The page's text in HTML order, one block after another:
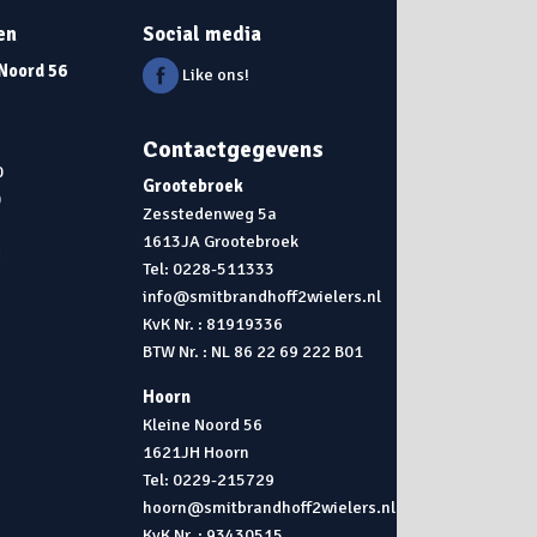
56
Social media
Like ons!
Contactgegevens
Grootebroek
Zesstedenweg 5a
1613JA Grootebroek
Tel: 0228-511333
info@smitbrandhoff2wielers.nl
KvK Nr. : 81919336
BTW Nr. : NL 86 22 69 222 B01
Hoorn
Kleine Noord 56
1621JH Hoorn
Tel: 0229-215729
hoorn@smitbrandhoff2wielers.nl